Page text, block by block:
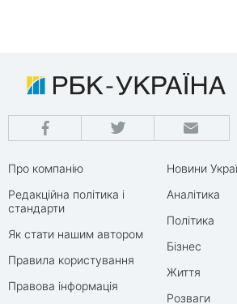
Про компанію
Редакційна політика і
стандарти
Як стати нашим автором
Правила користування
Правова інформація
Новини
Аналітика
Політика
Бізнес
Життя
Розваги